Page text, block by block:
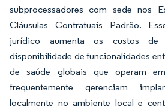
subprocessadores com sede nos
Cláusulas Contratuais Padrão.
jurídico aumenta os custos
disponibilidade de funcionalidades
de saúde globais que operam
frequentemente gerenciam
localmente no ambiente local e